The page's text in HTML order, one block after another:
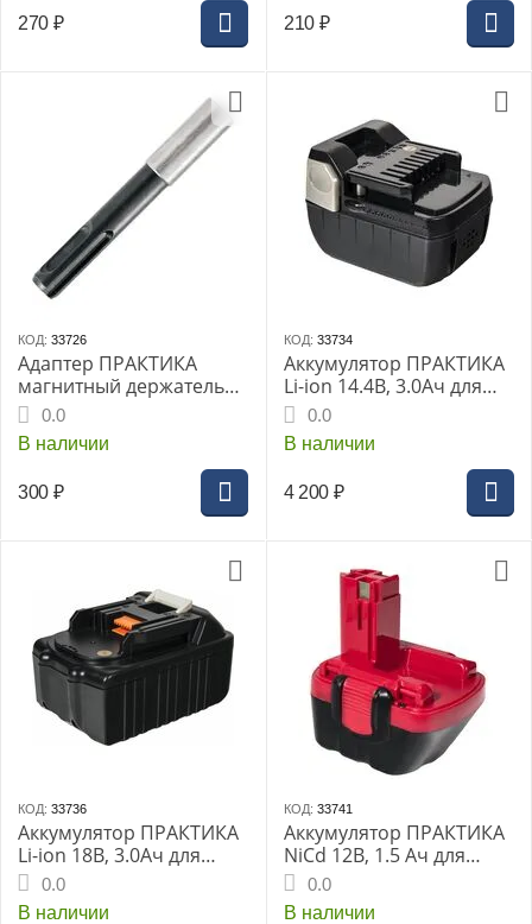
270 ₽ 210 ₽
КОД: 33726
Адаптер ПРАКТИКА
магнитный держатель
75мм для бит SDS +
составной (1шт) блистер
(775-167)
0.0
В наличии
300 ₽
КОД: 33734
Аккумулятор ПРАКТИКА
Li-ion 14.4В, 3.0Ач для
HITACHI (слайдер)
0.0
В наличии
4 200 ₽
КОД: 33736
Аккумулятор ПРАКТИКА
Li-ion 18В, 3.0Ач для
MAKITA (коробка) (779-
349)
0.0
В наличии
КОД: 33741
Аккумулятор ПРАКТИКА
NiCd 12В, 1.5 Ач для
BOSCH
0.0
В наличии